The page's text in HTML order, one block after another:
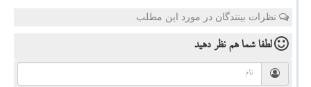
نظرات بینندگان در مورد این مطلب
لطفا شما همنظر دهید